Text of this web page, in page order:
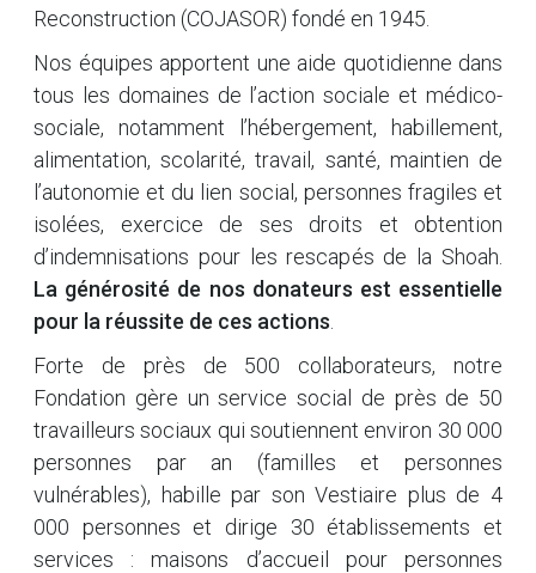
Reconstruction (COJASOR) fondé en 1945.
Nos équipes apportent une aide quotidienne dans
tous les domaines de l’action sociale et médico-
sociale, notamment l’hébergement, habillement,
alimentation, scolarité, travail, santé, maintien de
l’autonomie et du lien social, personnes fragiles et
isolées, exercice de ses droits et obtention
d’indemnisations pour les rescapés de la Shoah.
La générosité de nos donateurs est essentielle
pour la réussite de ces actions
Forte de près de 500 collaborateurs, notre
Fondation gère un service social de près de 50
travailleurs sociaux qui soutiennent environ 30 000
personnes par an (familles et personnes
vulnérables), habille par son Vestiaire plus de 4
000 personnes et dirige 30 établissements et
services : maisons d’accueil pour personnes